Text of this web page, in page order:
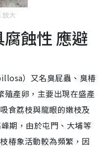
大
蝕性 應避
）又名臭屁蟲、臭椿
殖產卵，主要出現在盛產
食荔枝與龍眼的嫩枝及
期，由於屯門、大埔等
椿象活動較為頻繁，因